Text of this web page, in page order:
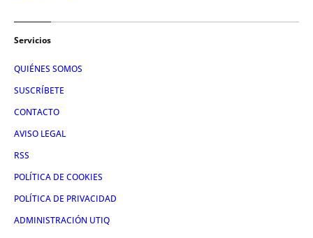
Servicios
QUIÉNES SOMOS
SUSCRÍBETE
CONTACTO
AVISO LEGAL
RSS
POLÍTICA DE COOKIES
POLÍTICA DE PRIVACIDAD
ADMINISTRACIÓN UTIQ